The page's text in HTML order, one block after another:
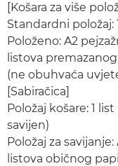
[Košara za više
Standardni položaj:
Položeno: A2
listova
(ne obuhvaća
[Sabiračica]
Položaj košare: 1
savijen)
Položaj za
listova običnog